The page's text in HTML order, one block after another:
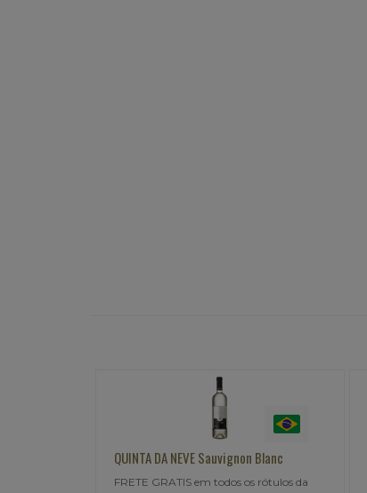
QUINTA DA NEVE Sauvignon Blanc
FRETE GRATIS em todos os rótulos da